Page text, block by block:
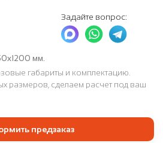
Задайте вопрос:
мм.
габариты и комплектацию.
размеров, сделаем расчет под ваш
предзаказ